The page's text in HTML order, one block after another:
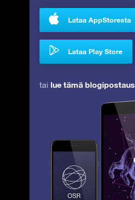
Lataa AppStoresta
Lataa Play Store
tai lue tämä blogipostaus